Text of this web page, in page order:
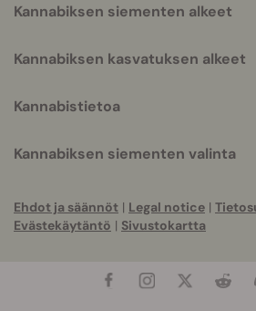
Kannabiksen siementen alkeet
Kannabiksen kasvatuksen alkeet
Kannabistietoa
Kannabiksen siementen valinta
Ehdot ja säännöt | Legal notice |
Evästekäytäntö | Sivustokartta